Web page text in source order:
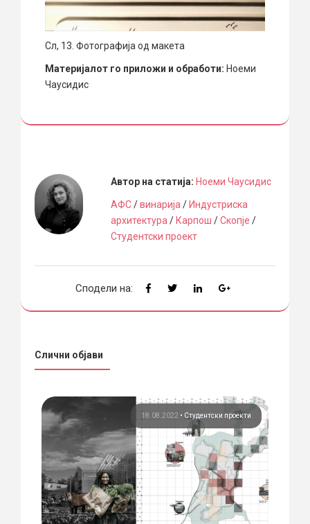
Сл, 13. Фотографија од макета
Материјалот го приложи и обработи: Ноеми
Чаусидис
Автор на статија: Ноеми Чаусидис
АФС/винарија / Индустриска
архитектура / Карпош /Скопје /
Студентски проект
Сподели на:
Слични објави
18.08.2022 • Студентски проекти